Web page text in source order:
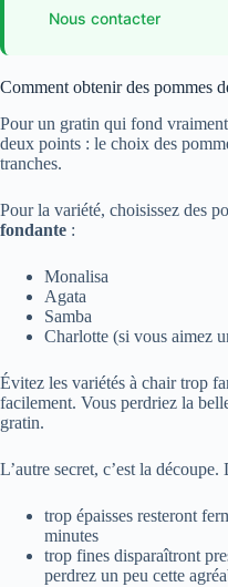
Nous contacter
Comment obtenir des pommes
Pour un gratin qui fond
deux points : le choix des
tranches.
Pour la variété, choisissez des
fondante :
Monalisa
Agata
Samba
Charlotte (si vous aimez
Évitez les variétés à chair trop
facilement. Vous perdriez la
gratin.
L’autre secret, c’est la découpe.
trop épaisses resteront
minutes
trop fines disparaîtront
perdrez un peu cette